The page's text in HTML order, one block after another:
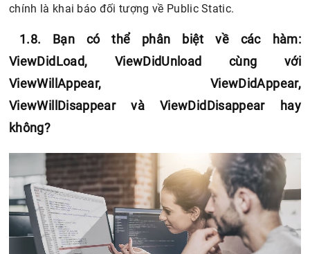
chính là khai báo đối tượng về Public Static.
1.8. Bạn có thể phân biệt về các hàm:
ViewDidLoad, ViewDidUnload cùng với
ViewWillAppear, ViewDidAppear,
ViewWillDisappear và ViewDidDisappear hay
không?